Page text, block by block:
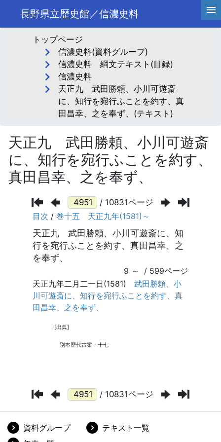
長野県立歴史館／信濃史料
トップページ
信濃史料(資料グループ)
信濃史料 綱文テキスト(目録)
信濃史料
天正九 武田勝頼、小川可遊斎
に、知行を宛行ふことを約す、真
田昌幸、之を奉ず、(テキスト)
天正九 武田勝頼、小川可遊斎
に、知行を宛行ふことを約す、
真田昌幸、之を奉ず、
/ 10831ページ
/ 10831ページ
資料グループ
テキスト一覧